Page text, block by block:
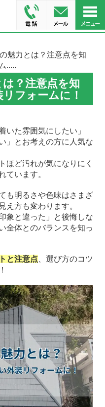
魅力とは？注意点を知
.....
？注意点を知
フォームに！
いた雰囲気にしたい」
」とお考えの方に人気な
ほど汚れが気になりにく
ています。
も明るさや色味はさまざ
え方も変わります。
象と違った」と後悔しな
全体とのバランスを知っ
と注意点 、選び方のコツ